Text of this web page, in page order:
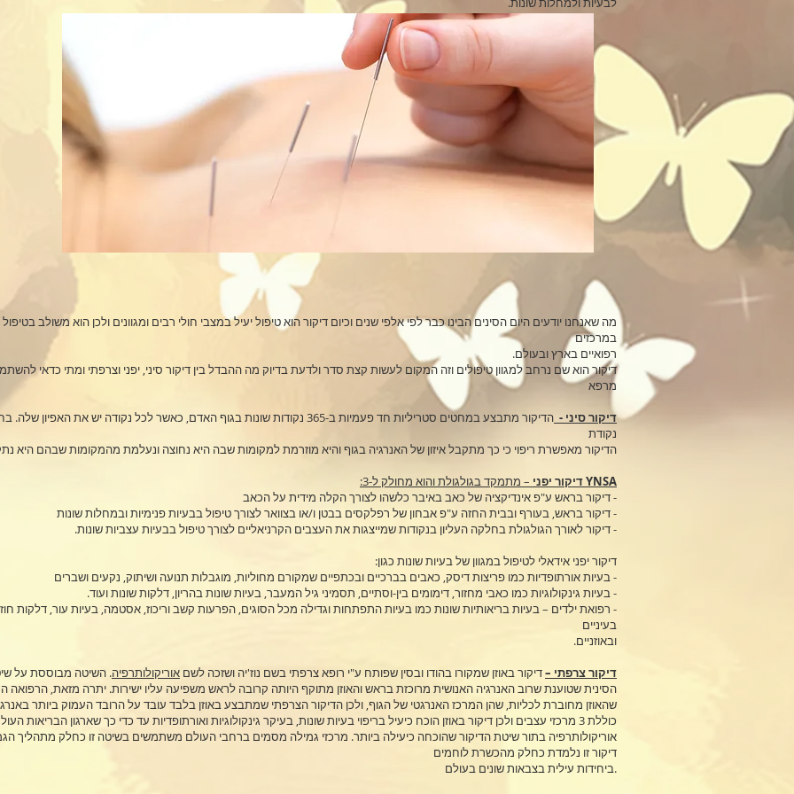
מה שאנחנו יודעים היום הסינים הבינו כבר לפי אלפי שנים וכיום דיקור הוא טיפול יעיל במצבי חולי רבים ומגוונים ולכן הוא משולב
במרכזים
.רפואיים בארץ ובעולם
מרפא
דיקור סיני -
הדיקור מתבצע במחטים סטריליות חד פעמיות ב-365 נקודות שונות בגוף האדם, כאשר לכל נקודה יש את
נקודת
.הדיקור מאפשרת ריפוי כי כך מתקבל איזון של האנרגיה בגוף והיא מוזרמת למקומות שבה היא נחוצה ונעלמת מהמקומות שבהם היא
:
דיקור יפניYNSA
- דיקור בראש ע"פ אינדיקציה של כאב באיבר כלשהו לצורך הקלה מידית על הכאב
- דיקור בראש, בעורף ובבית החזה ע"פ אבחון של רפלקסים בבטן ו/או בצוואר לצורך טיפול בבעיות פנימיות ובמחלות שונות
- דיקור לאורך הגולגולת בחלקה העליון בנקודות שמייצגות את העצבים הקרניאליים לצורך טיפול בבעיות עצביות שונות.
:דיקור יפני אידאלי לטיפול במגוון של בעיות שונות כגון
- בעיות אורתופדיות כמו פריצות דיסק, כאבים בברכיים ובכתפיים שמקורם מחוליות, מוגבלות תנועה ושיתוק, נקעים ושברים
- בעיות גינקולוגיות כמו כאבי מחזור, דימומים בין-וסתיים, תסמיני גיל המעבר, בעיות שונות בהריון, דלקות שונות ועוד.
- רפואת ילדים – בעיות בריאותיות שונות כמו בעיות התפתחות וגדילה מכל הסוגים, הפרעות קשב וריכוז, אסטמה, בעיות עור, דלקות
בעיניים
ובאוזניים.
דיקור צרפתי –דיקור באוזן שמקורו בהודו ובסין שפותח ע"י רופא צרפתי בשם נוז'יה ושזכה לשם אוריקולותרפיה. השיטה מבוססת על
הסינית שטוענת שרוב האנרגיה האנושית מרוכזת בראש והאוזן מתוקף היותה קרובה לראש משפיעה עליו ישירות. יתרה מזאת, הרפואה
שהאוזן מחוברת לכליות, שהן המרכז האנרגטי של הגוף, ולכן הדיקור הצרפתי שמתבצע באוזן בלבד עובד על הרובד העמוק ביותר
כוללת 3 מרכזי עצבים ולכן דיקור באוזן הוכח כיעיל בריפוי בעיות שונות, בעיקר גינקולוגיות ואורתופדיות עד כדי כך שארגון הבריאות
אוריקולותרפיה בתור שיטת הדיקור שהוכחה כיעילה ביותר. מרכזי גמילה מסמים ברחבי העולם משתמשים בשיטה זו כחלק מתהליך
דיקור זו נלמדת כחלק מהכשרת לוחמים
ביחידות עילית בצבאות שונים בעולם.